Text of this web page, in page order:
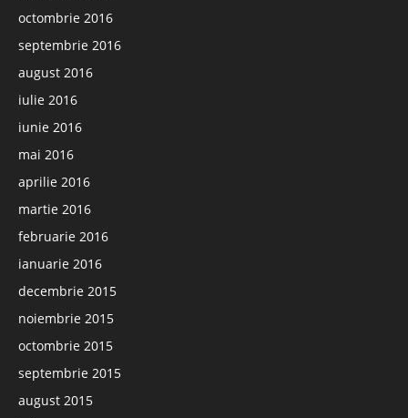
octombrie 2016
septembrie 2016
august 2016
iulie 2016
iunie 2016
mai 2016
aprilie 2016
martie 2016
februarie 2016
ianuarie 2016
decembrie 2015
noiembrie 2015
octombrie 2015
septembrie 2015
august 2015